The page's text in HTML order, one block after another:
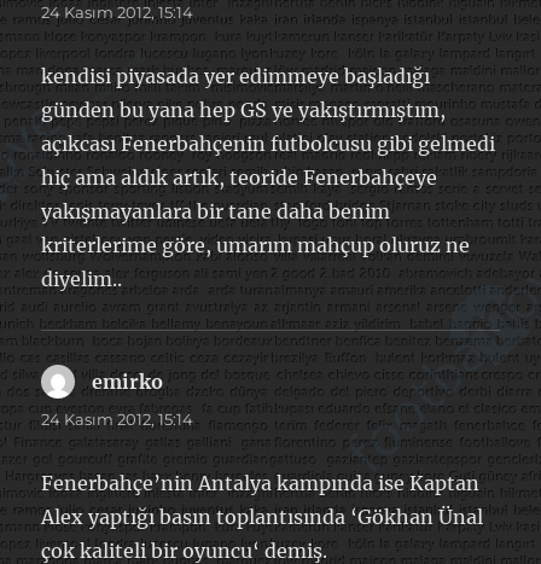
ki:
24 Kasım 2012, 15:14
kendisi piyasada yer edimmeye başladığı
günden bu yana hep GS ye yakıştırmıştım,
açıkcası Fenerbahçenin futbolcusu gibi gelmedi
hiç ama aldık artık, teoride Fenerbahçeye
yakışmayanlara bir tane daha benim
kriterlerime göre, umarım mahçup oluruz ne
diyelim..
emirkodedi
ki:
24 Kasım 2012, 15:14
Fenerbahçe’nin Antalya kampında ise Kaptan
Alex yaptığı basın toplantısında ‘Gökhan Ünal
çok kaliteli bir oyuncu‘ demiş.